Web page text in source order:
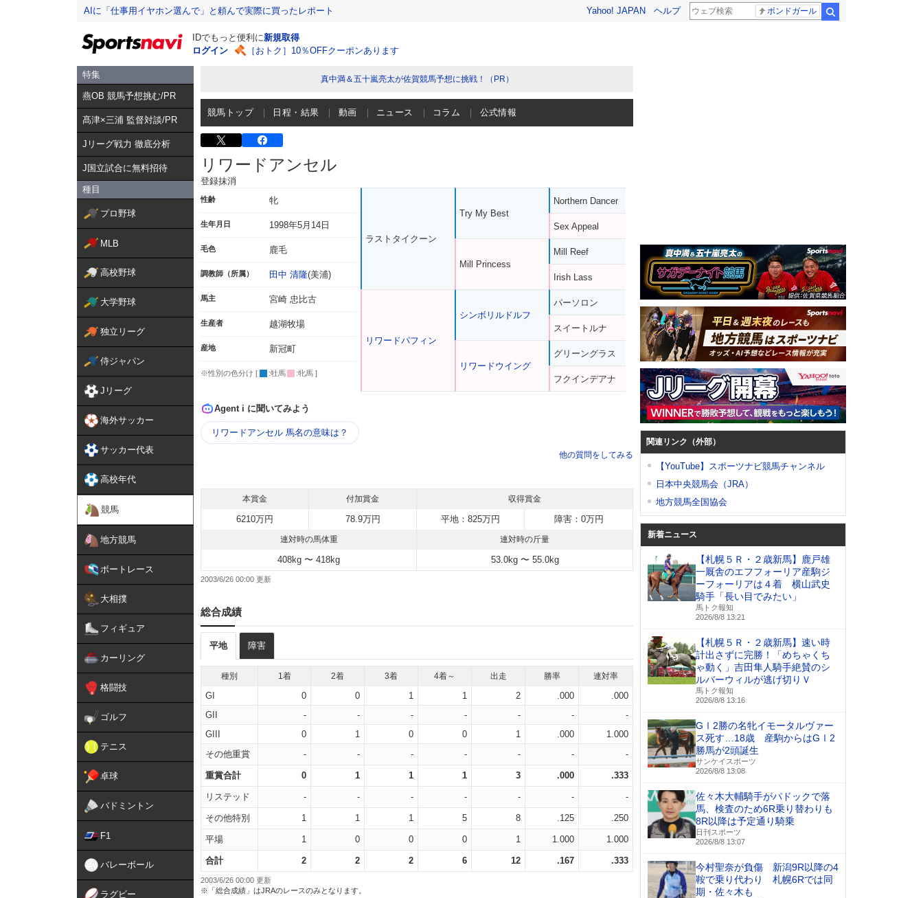
AIに「仕事用イヤホン選んで」と頼んで実際に買ったレポート Yahoo! JAPAN ヘルプ ボンドガール
IDでもっと便利に新規取得
ログイン
［おトク］10％OFFクーポンあります
特集
燕OB 競馬予想挑む/PR
髙津×三浦 監督対談/PR
Jリーグ戦力 徹底分析
J国立試合に無料招待
種目
プロ野球
MLB
高校野球
大学野球
独立リーグ
侍ジャパン
Jリーグ
海外サッカー
サッカー代表
高校年代
競馬
地方競馬
ボートレース
大相撲
フィギュア
カーリング
格闘技
ゴルフ
テニス
卓球
バドミントン
F1
バレーボール
ラグビー
真中満＆五十嵐亮太が佐賀競馬予想に挑戦！（PR）
競馬トップ 日程・結果 動画 ニュース コラム 公式情報
リワードアンセル
登録抹消
性齢 牝
生年月日 1998年5月14日
毛色 鹿毛
調教師（所属） 田中 清隆(美浦)
馬主 宮崎 忠比古
生産者 越湖牧場
産地 新冠町
※性別の色分け [ :牡馬 :牝馬 ]
ラストタイクーン
リワードパフィン
Try My Best
Mill Princess
シンボリルドルフ
リワードウイング
Northern Dancer
Sex Appeal
Mill Reef
Irish Lass
パーソロン
スイートルナ
グリーングラス
フクインデアナ
Agent i に聞いてみよう
リワードアンセル 馬名の意味は？
他の質問をしてみる
本賞金 付加賞金 収得賞金
6210万円 78.9万円 平地：825万円 障害：0万円
連対時の馬体重 連対時の斤量
408kg 〜 418kg 53.0kg 〜 55.0kg
2003/6/26 00:00
総合成績
平地 障害
種別 1着 2着 3着 4着～ 出走 勝率 連対率
GI 0 0 1 1 2 .000
.000
GII
- - - - - -
-
GIII
0 1 0 0 1 .000
1.000
その他重賞
- - - - - - -
重賞合計 0 1 1 1 3 .000 .333
リステッド - - - - - - -
その他特別 1 1 1 5 8 .125 .250
平場 1 0 0 0 1 1.000 1.000
合計 2 2 2 6 12 .167 .333
2003/6/26 00:00 更新
※「総合成績」はJRAのレースのみとなります。
関連リンク（外部）
【YouTube】スポーツナビ競馬チャンネル
日本中央競馬会（JRA）
地方競馬全国協会
新着ニュース
【札幌５Ｒ・２歳新馬】鹿戸雄
一厩舎のエフフォーリア産駒ジ
ーフォーリアは４着 横山武史
騎手「長い目でみたい」
馬トク報知
2026/8/8 13:21
【札幌５Ｒ・２歳新馬】速い時
計出さずに完勝！「めちゃくち
ゃ動く」吉田隼人騎手絶賛のシ
ルバーウィルが逃げ切りＶ
馬トク報知
2026/8/8 13:16
GⅠ2勝の名牝イモータルヴァー
ス死す…18歳 産駒からはGⅠ2
勝馬が2頭誕生
サンケイスポーツ
2026/8/8 13:08
佐々木大輔騎手がパドックで落
馬、検査のため6R乗り替わりも
8R以降は予定通り騎乗
日刊スポーツ
2026/8/8 13:07
今村聖奈が負傷 新潟9R以降の4
鞍で乗り代わり 札幌6Rでは同
期・佐々木も